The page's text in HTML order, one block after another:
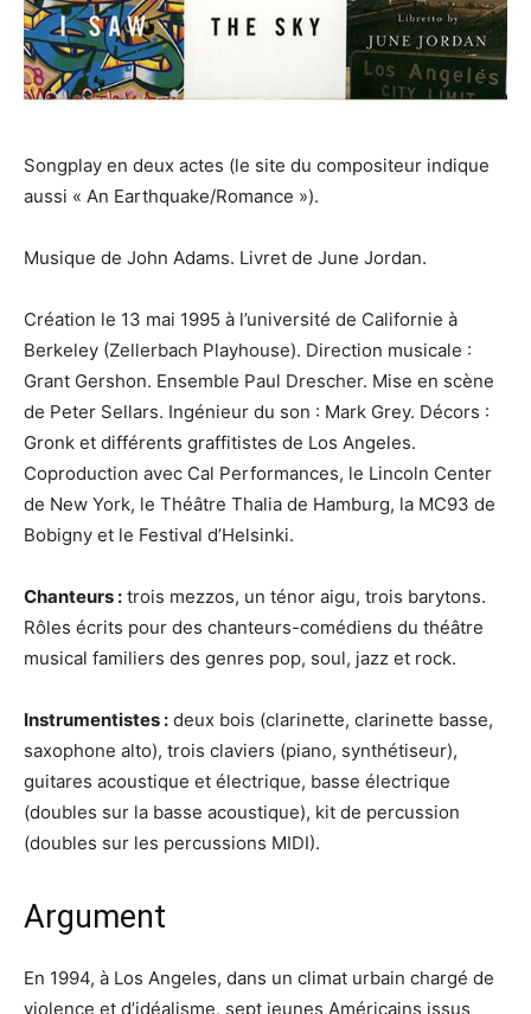
Songplay en deux actes (le site du compositeur indique
aussi « An Earthquake/Romance »).
Musique de John Adams. Livret de June Jordan.
Création le 13 mai 1995 à l’université de Californie à
Berkeley (Zellerbach Playhouse). Direction musicale :
Grant Gershon. Ensemble Paul Drescher. Mise en scène
de Peter Sellars. Ingénieur du son : Mark Grey. Décors :
Gronk et différents graffitistes de Los Angeles.
Coproduction avec Cal Performances, le Lincoln Center
de New York, le Théâtre Thalia de Hamburg, la MC93 de
Bobigny et le Festival d’Helsinki.
Chanteurs : trois mezzos, un ténor aigu, trois barytons.
Rôles écrits pour des chanteurs-comédiens du théâtre
musical familiers des genres pop, soul, jazz et rock.
Instrumentistes : deux bois (clarinette, clarinette basse,
saxophone alto), trois claviers (piano, synthétiseur),
guitares acoustique et électrique, basse électrique
(doubles sur la basse acoustique), kit de percussion
(doubles sur les percussions MIDI).
Argument
En 1994, à Los Angeles, dans un climat urbain chargé de
violence et d’idéalisme, sept jeunes Américains issus